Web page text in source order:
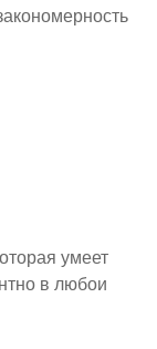
умеет
в любои